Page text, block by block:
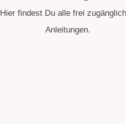
Hier findest Du alle frei
Anleitungen.